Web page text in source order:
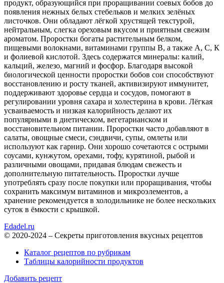
продукт, образующийся при проращивании соевых бобов до
появления нежных белых стебельков и мелких зелёных
листочков. Они обладают лёгкой хрустящей текстурой,
нейтральным, слегка ореховым вкусом и приятным свежим
ароматом. Проростки богаты растительным белком,
пищевыми волокнами, витаминами группы В, а также А, С, К
и фолиевой кислотой. Здесь содержатся минералы: калий,
кальций, железо, магний и фосфор. Благодаря высокой
биологической ценности проростки бобов сои способствуют
восстановлению и росту тканей, активизируют иммунитет,
поддерживают здоровье сердца и сосудов, помогают в
регулировании уровня сахара и холестерина в крови. Лёгкая
усваиваемость и низкая калорийность делают их
популярными в диетическом, вегетарианском и
восстановительном питании. Проростки часто добавляют в
салаты, овощные смеси, сэндвичи, супы, омлеты или
используют как гарнир. Они хорошо сочетаются с острыми
соусами, кунжутом, орехами, тофу, курятиной, рыбой и
различными овощами, придавая блюдам свежесть и
дополнительную питательность. Проростки лучше
употреблять сразу после покупки или проращивания, чтобы
сохранить максимум витаминов и микроэлементов, а
хранение рекомендуется в холодильнике не более нескольких
суток в ёмкости с крышкой.
Edadel.ru
© 2020-2024 – Секреты приготовления вкусных рецептов
Каталог рецептов по рубрикам
Таблицы калорийности продуктов
Добавить рецепт